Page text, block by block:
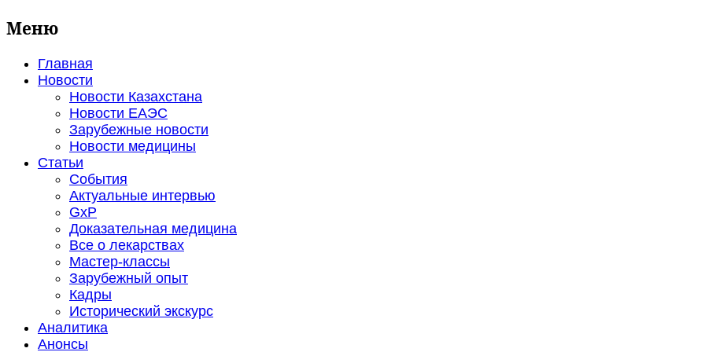
Меню
Главная
Новости
Новости Казахстана
Новости ЕАЭС
Зарубежные новости
Новости медицины
Статьи
События
Актуальные интервью
GxP
Доказательная медицина
Все о лекарствах
Мастер-классы
Зарубежный опыт
Кадры
Исторический экскурс
Аналитика
Анонсы